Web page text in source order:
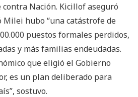
Nación. Kicillof aseguró
Milei hubo “una catástrofe de
puestos formales perdidos,
y más familias endeudadas.
que eligió el Gobierno
es un plan deliberado para
sostuvo.